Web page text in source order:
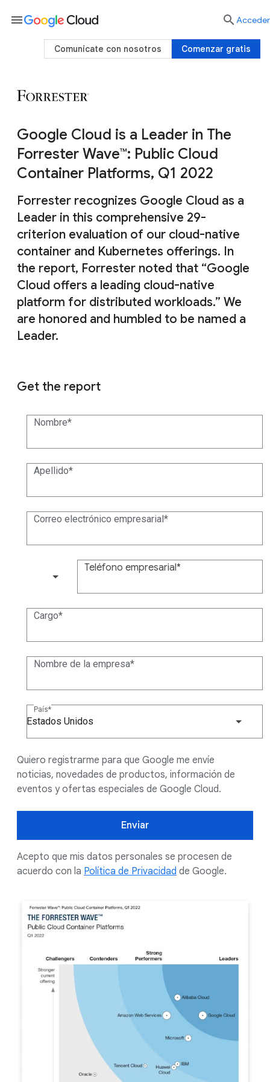
Google Cloud is a Leader in The
Forrester Wave™: Public Cloud
Container Platforms, Q1 2022
Forrester recognizes Google Cloud as a
Leader in this comprehensive 29-
criterion evaluation of our cloud-native
container and Kubernetes offerings. In
the report, Forrester noted that “Google
Cloud offers a leading cloud-native
platform for distributed workloads.” We
are honored and humbled to be named a
Leader.
Get the report
Nombre
Apellido
Correo electrónico empresarial
Teléfono empresarial
Cargo
Nombre de la empresa
País
Estados Unidos
Quiero registrarme para que Google me envíe
noticias, novedades de productos, información de
eventos y ofertas especiales de Google Cloud.
Enviar
Acepto que mis datos personales se procesen de
acuerdo con la Política de Privacidad de Google.
menu  Acceder
Comenzar gratis
Comunícate con nosotros